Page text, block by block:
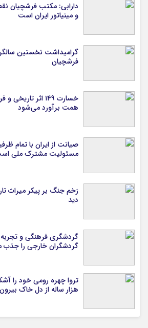
دارابی: مکتب فرشچیان
و مینیاتور ایران است
گرامیداشت نخستین
فرشچیان
همت برآورد می‌شود
صیانت از ایران با تمام
مسئولیت مشترک ملی
دید
گردشگری فرهنگی و
گردشگران خارجی را جذب
هزار ساله از دل خاک